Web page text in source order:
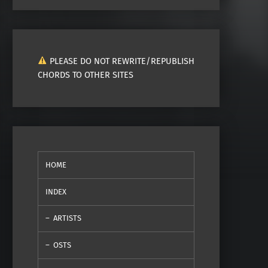
PLEASE DO NOT REWRITE/REPUBLISH
CHORDS TO OTHER SITES
HOME
INDEX
ARTISTS
OSTS